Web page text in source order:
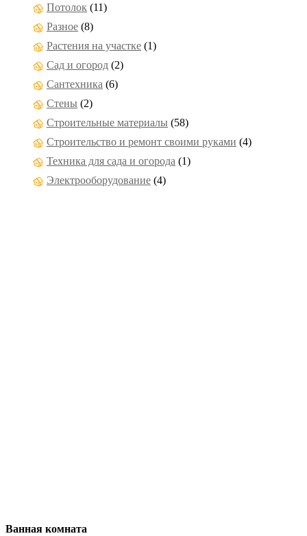
Потолок (11)
Разное (8)
Растения на участке (1)
Сад и огород (2)
Сантехника (6)
Стены (2)
Строительные материалы (58)
Строительство и ремонт своими руками (4)
Техника для сада и огорода (1)
Электрооборудование (4)
Ванная комната